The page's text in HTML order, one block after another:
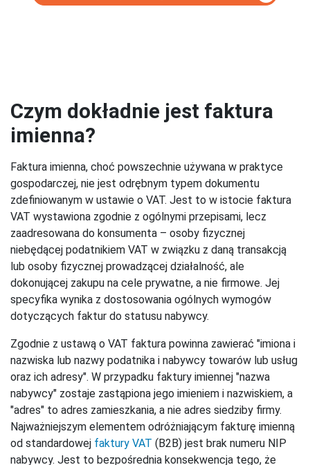
Czym dokładnie jest faktura
imienna?
Faktura imienna, choć powszechnie używana w praktyce
gospodarczej, nie jest odrębnym typem dokumentu
zdefiniowanym w ustawie o VAT. Jest to w istocie faktura
VAT wystawiona zgodnie z ogólnymi przepisami, lecz
zaadresowana do konsumenta – osoby fizycznej
niebędącej podatnikiem VAT w związku z daną transakcją
lub osoby fizycznej prowadzącej działalność, ale
dokonującej zakupu na cele prywatne, a nie firmowe. Jej
specyfika wynika z dostosowania ogólnych wymogów
dotyczących faktur do statusu nabywcy.
Zgodnie z ustawą o VAT faktura powinna zawierać "imiona i
nazwiska lub nazwy podatnika i nabywcy towarów lub usług
oraz ich adresy". W przypadku faktury imiennej "nazwa
nabywcy" zostaje zastąpiona jego imieniem i nazwiskiem, a
"adres" to adres zamieszkania, a nie adres siedziby firmy.
Najważniejszym elementem odróżniającym fakturę imienną
od standardowej faktury VAT (B2B) jest brak numeru NIP
nabywcy. Jest to bezpośrednia konsekwencja tego, że